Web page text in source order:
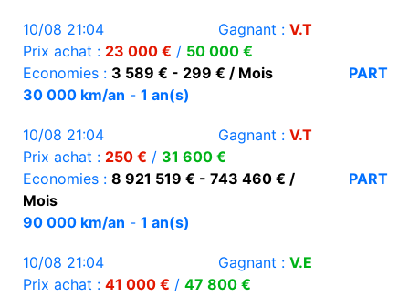
10/08 21:04 Gagnant : V.T
Prix achat : 23 000 € / 50 000 €
Economies : 3 589 € - 299 € / Mois
PART
30 000 km/an - 1 an(s)
10/08 21:04 Gagnant : V.T
Prix achat : 250 € / 31 600 €
Economies : 8 921 519 € - 743 460 € /
Mois
PART
90 000 km/an - 1 an(s)
10/08 21:04 Gagnant : V.E
Prix achat : 41 000 € / 47 800 €